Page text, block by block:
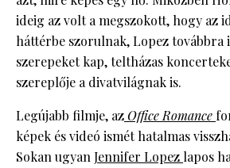
ideig az volt a megszokott, hogy az
háttérbe szorulnak, Lopez továbbra
szerepeket kap, teltházas
szereplője a divatvilágnak is.
Legújabb filmje, azOffice Romance
képek és videó ismét hatalmas
Sokan ugyanJennifer Lopez lapos